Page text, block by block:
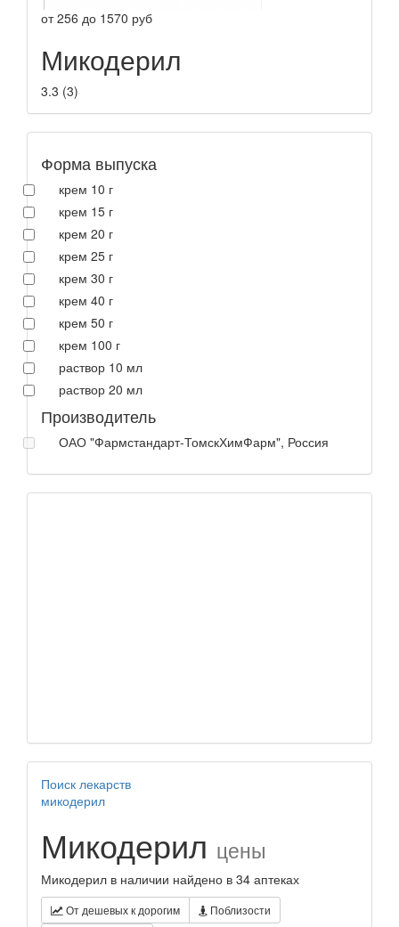
от256 до 1570 руб
Микодерил
3.3 (3)
Форма выпуска
крем 10 г
крем 15 г
крем 20 г
крем 25 г
крем 30 г
крем 40 г
крем 50 г
крем 100 г
раствор 10 мл
раствор 20 мл
Производитель
ОАО "Фармстандарт-ТомскХимФарм", Россия
Поиск лекарств
микодерил
Микодерил цены
Микодерил в наличии найдено в 34 аптеках
От дешевых к дорогим
Поблизости